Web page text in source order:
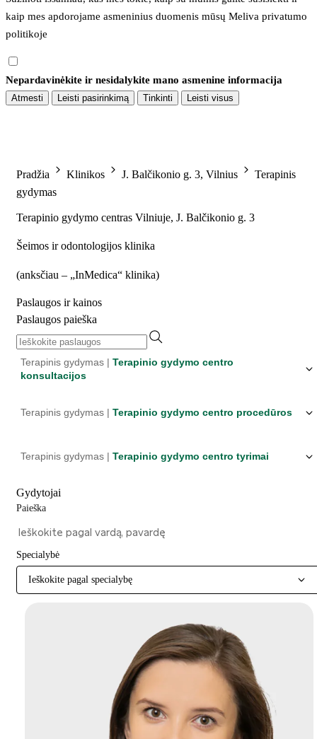
kaip mes apdorojame asmeninius duomenis mūsų Meliva privatumo
politikoje
Nepardavinėkite ir nesidalykite mano asmenine informacija
Atmesti Leisti pasirinkimą Tinkinti Leisti visus
Pradžia Klinikos J. Balčikonio g. 3, Vilnius
Terapinis
gydymas
Terapinio gydymo centras Vilniuje, J. Balčikonio g. 3
Šeimos ir odontologijos klinika
(anksčiau – „InMedica“ klinika)
Paslaugos ir kainos
Paslaugos paieška
Terapinis gydymas | Terapinio gydymo centro
konsultacijos
Terapinis gydymas | Terapinio gydymo centro procedūros
Terapinis gydymas | Terapinio gydymo centro tyrimai
Gydytojai
Paieška
Specialybė
Ieškokite pagal specialybę